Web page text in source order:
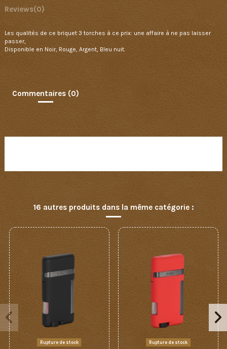
Reviews(0)
Les qualités de ce briquet 3 torches à ce prix: une affaire à ne pas laisser
passer,
Disponible en Noir, Rouge, Argent, Bleu nuit.
Commentaires (0)
16 autres produits dans la même catégorie :
Rupture de stock Rupture de stock